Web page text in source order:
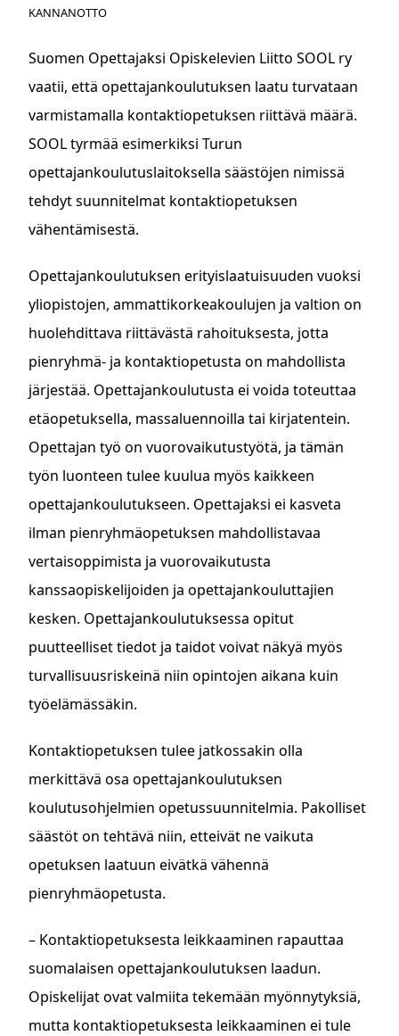
KANNANOTTO
Suomen Opettajaksi Opiskelevien Liitto SOOL ry
vaatii, että opettajankoulutuksen laatu turvataan
varmistamalla kontaktiopetuksen riittävä määrä.
SOOL tyrmää esimerkiksi Turun
opettajankoulutuslaitoksella säästöjen nimissä
tehdyt suunnitelmat kontaktiopetuksen
vähentämisestä.
Opettajankoulutuksen erityislaatuisuuden vuoksi
yliopistojen, ammattikorkeakoulujen ja valtion on
huolehdittava riittävästä rahoituksesta, jotta
pienryhmä- ja kontaktiopetusta on mahdollista
järjestää. Opettajankoulutusta ei voida toteuttaa
etäopetuksella, massaluennoilla tai kirjatentein.
Opettajan työ on vuorovaikutustyötä, ja tämän
työn luonteen tulee kuulua myös kaikkeen
opettajankoulutukseen. Opettajaksi ei kasveta
ilman pienryhmäopetuksen mahdollistavaa
vertaisoppimista ja vuorovaikutusta
kanssaopiskelijoiden ja opettajankouluttajien
kesken. Opettajankoulutuksessa opitut
puutteelliset tiedot ja taidot voivat näkyä myös
turvallisuusriskeinä niin opintojen aikana kuin
työelämässäkin.
Kontaktiopetuksen tulee jatkossakin olla
merkittävä osa opettajankoulutuksen
koulutusohjelmien opetussuunnitelmia. Pakolliset
säästöt on tehtävä niin, etteivät ne vaikuta
opetuksen laatuun eivätkä vähennä
pienryhmäopetusta.
– Kontaktiopetuksesta leikkaaminen rapauttaa
suomalaisen opettajankoulutuksen laadun.
Opiskelijat ovat valmiita tekemään myönnytyksiä,
mutta kontaktiopetuksesta leikkaaminen ei tule